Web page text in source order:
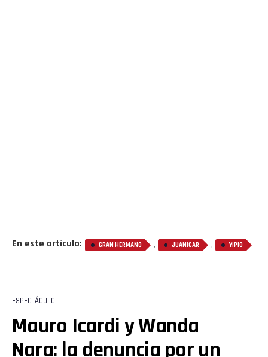
En este artículo: GRAN HERMANO , JUANICAR , YIPIO
ESPECTÁCULO
Mauro Icardi y Wanda
Nara: la denuncia por un